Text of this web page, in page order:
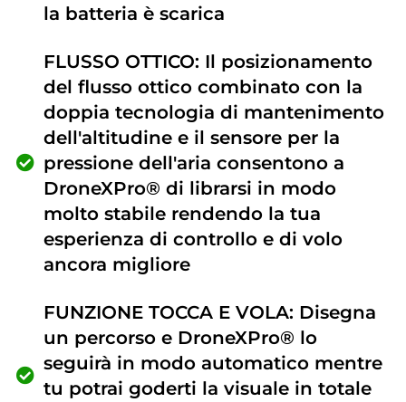
la batteria è scarica
FLUSSO OTTICO: Il posizionamento
del flusso ottico combinato con la
doppia tecnologia di mantenimento
dell'altitudine e il sensore per la
pressione dell'aria consentono a
DroneXPro® di librarsi in modo
molto stabile rendendo la tua
esperienza di controllo e di volo
ancora migliore
FUNZIONE TOCCA E VOLA: Disegna
un percorso e DroneXPro® lo
seguirà in modo automatico mentre
tu potrai goderti la visuale in totale